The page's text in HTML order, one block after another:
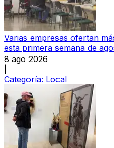
Varias empresas ofertan
esta primera semana de
8 ago 2026
Categoría: Local